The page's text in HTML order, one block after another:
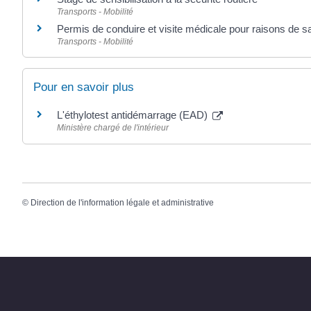
Transports - Mobilité
Permis de conduire et visite médicale pour raisons de
Transports - Mobilité
Pour en savoir plus
L'éthylotest antidémarrage (EAD)
Ministère chargé de l'intérieur
© Direction de l'information légale et administrative